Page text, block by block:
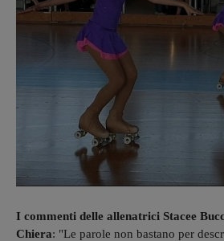
I commenti delle allenatrici Stacee
Chiera: "Le parole non bastano per